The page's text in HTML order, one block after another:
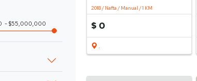
55,000,000
2018 / Nafta / Manual / 1 KM
$ 0
.